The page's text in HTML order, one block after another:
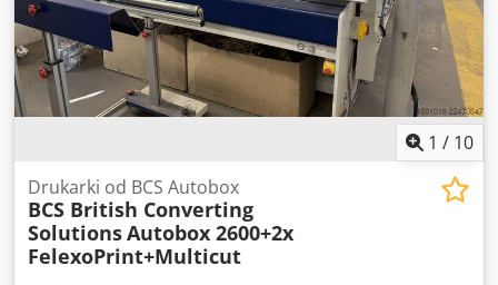
1 / 10
Drukarki od BCS Autobox
BCS British Converting
SolutionsAutobox 2600+2x
FelexoPrint+Multicut